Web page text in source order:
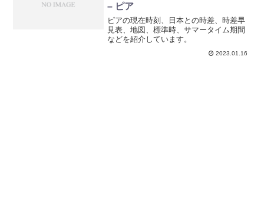
– ピア
ピアの現在時刻、日本との時差、時差早
見表、地図、標準時、サマータイム期間
などを紹介しています。
2023.01.16